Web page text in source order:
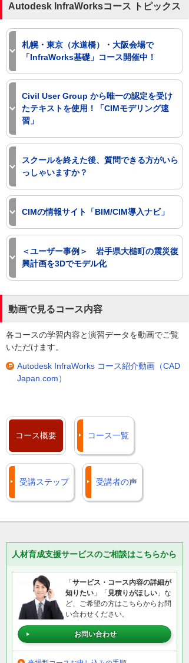
Autodesk InfraWorksコース トピックス
札幌・東京（水道橋）・大阪会場で
「InfraWorks基礎」コース開催中！
合にお得なパックもご用意しています。
Civil User Group から唯一の認定を受け
たテキストを使用！「CIMモデリング速
習」
「CIMモデリング速習」コースでは、
Civil User Groupより認定を受けたオリジ
ナルテキストを利用し、CIMモデル作成
Autodesk InfraWorksを含むAutodesk社
CIM対応製品の役割と基礎知識を習得し
ぞれのコースのご受講をお勧めします。
CIMモデリング速習 コース詳細
スクールを終えた後、質問できる方がいら
っしゃいますか？
大塚商会のサポートは、スクールだけで
はありません。
た」を解決するサポートサービスがあり
ます。その中でもCADテレホンサポート
サービスは、安心の応答率97％、信頼の
CADテレホンサポートサービスは、テレ
ホンサポートはもちろんのことリモート
サポートツールを利用してお客様と画面
を共有して、ポイントを的確に説明しス
ピーディーな解決をすることができま
す。
センターに蓄積された技術情報をいつで
Autodesk Architecture, Engineering ＆
Construction Collectionサポート
よくあるご質問（FAQ）（お客様マイ
ページ）
閉じる
CIMの情報サイト「BIM/CIM導入ナビ」
「CIMとは何か・対応にはどんな準備が
必要か」といった基本情報から、CIM導
入に向けての製品情報や教育、コンサル
BIM/CIM導入ナビ
＜ユーザー事例＞ 岩手県大槌町の震災復
興計画を3Dでモデル化
が、Autodesk Civil 3Dを使って短期間で
地形サーフェスや防潮堤、切り土・盛り
計画の3D化支援を行った事例です。
[765KB]
Autodesk InfraWorks
（旧名称：Autodesk Infrastructure
閉じる
動画で見るコース内容
各コースの学習内容と演習データを動画でご覧
いただけます。
Autodesk InfraWorks コース紹介動画（CAD
Japan.com）
コース概要 コース一覧
受講ステップ 受講者の声
人材育成支援サービスのご相談はこちらから
「 サービス・コース内容の詳細が
知りたい 」「 見積りがほしい 」な
ど、ご希望の方はこちらからお問
い合わせください。
お問い合わせ